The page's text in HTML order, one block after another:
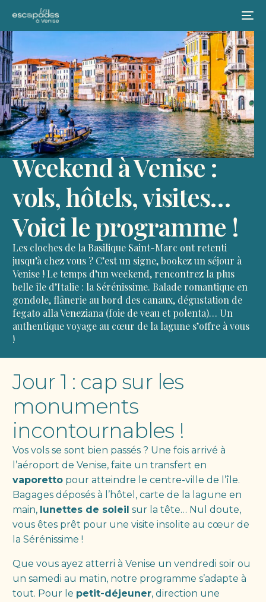
Weekend à Venise :
vols, hôtels, visites…
Voici le programme !
Les cloches de la Basilique Saint-Marc ont retenti
jusqu’à chez vous ? C’est un signe, bookez un séjour à
Venise ! Le temps d’un weekend, rencontrez la plus
belle île d’Italie: la Sérénissime. Balade romantique en
gondole, flânerie au bord des canaux, dégustation de
fegato alla Veneziana (foie de veau et polenta)… Un
authentique voyage au cœur de la lagune s’offre à vous
!
Jour 1 : cap sur les
monuments
incontournables !
Vos vols se sont bien passés ? Une fois arrivé à
l’aéroport de Venise, faite un transfert en
vaporettopour atteindre le centre-ville de l’île.
Bagages déposés à l’hôtel, carte de la lagune en
main, lunettes de soleil sur la tête… Nul doute,
vous êtes prêt pour une visite insolite au cœur de
la Sérénissime !
Que vous ayez atterri à Venise un vendredi soir ou
un samedi au matin, notre programme s’adapte à
tout. Pour le petit-déjeuner, direction une